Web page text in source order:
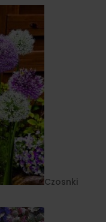
Czosnki